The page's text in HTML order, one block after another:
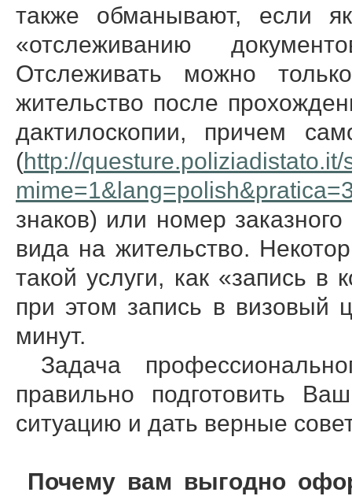
также обманывают, если
«отслеживанию
Отслеживать можно
жительство после
дактилоскопии, причем
(http://questure.poliziadistato.it/
знаков) или номер
вида на жительство.
такой услуги, как «запись в
при этом запись в визовый
минут.
Задача
правильно подготовить
ситуацию и дать верные
Почему вам выгодно